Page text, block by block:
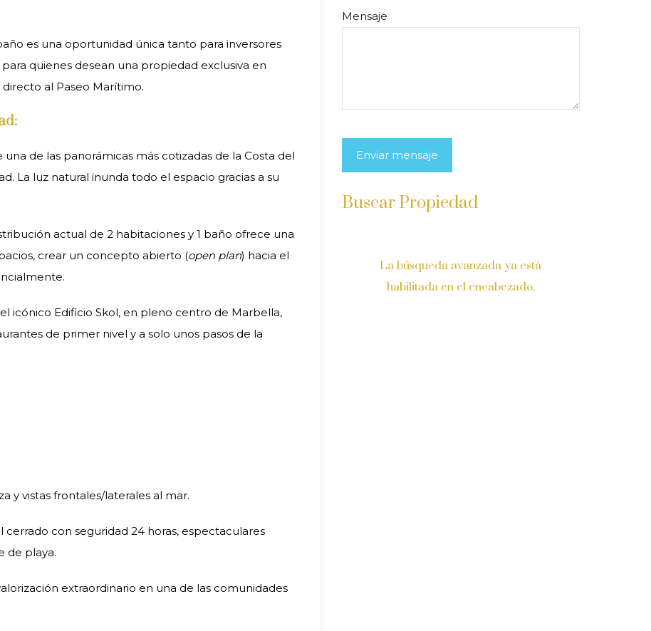
es una oportunidad única tanto para inversores
quienes desean una propiedad exclusiva en
al Paseo Marítimo.
una de las panorámicas más cotizadas de la Costa del
La luz natural inunda todo el espacio gracias a su
actual de 2 habitaciones y 1 baño ofrece una
crear un concepto abierto (open plan) hacia el
icónico Edificio Skol, en pleno centro de Marbella,
de primer nivel y a solo unos pasos de la
y vistas frontales/laterales al mar.
con seguridad 24 horas, espectaculares
de playa.
extraordinario en una de las comunidades
Mensaje
Buscar Propiedad
La búsqueda avanzada ya está
habilitada en el encabezado.